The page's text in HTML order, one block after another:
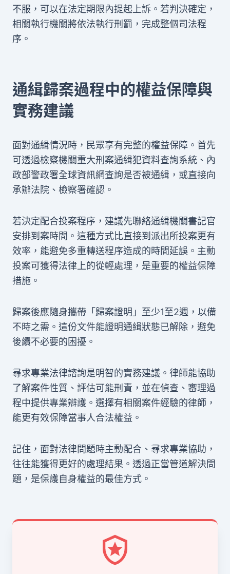
不服，可以在法定期限內提起上訴。若判決確定，
相關執行機關將依法執行刑罰，完成整個司法程
序。
通緝歸案過程中的權益保障與
實務建議
面對通緝情況時，民眾享有完整的權益保障。首先
可透過檢察機關重大刑案通緝犯資料查詢系統、內
政部警政署全球資訊網查詢是否被通緝，或直接向
承辦法院、檢察署確認。
若決定配合投案程序，建議先聯絡通緝機關書記官
安排到案時間。這種方式比直接到派出所投案更有
效率，能避免多重轉送程序造成的時間延誤。主動
投案可獲得法律上的從輕處理，是重要的權益保障
措施。
歸案後應隨身攜帶「歸案證明」至少1至2週，以備
不時之需。這份文件能證明通緝狀態已解除，避免
後續不必要的困擾。
尋求專業法律諮詢是明智的實務建議。律師能協助
了解案件性質、評估可能刑責，並在偵查、審理過
程中提供專業辯護。選擇有相關案件經驗的律師，
能更有效保障當事人合法權益。
記住，面對法律問題時主動配合、尋求專業協助，
往往能獲得更好的處理結果。透過正當管道解決問
題，是保護自身權益的最佳方式。